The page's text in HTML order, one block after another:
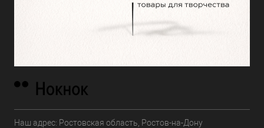
Наш адрес: Ростовская область, Ростов-на-Дону